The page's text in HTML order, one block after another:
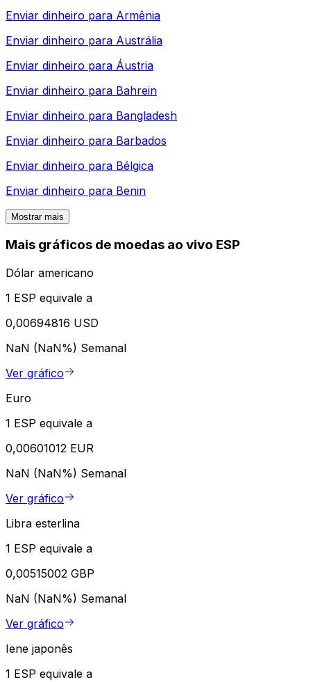
Enviar dinheiro para Armênia
Enviar dinheiro para Austrália
Enviar dinheiro para Áustria
Enviar dinheiro para Bahrein
Enviar dinheiro para Bangladesh
Enviar dinheiro para Barbados
Enviar dinheiro para Bélgica
Enviar dinheiro para Benin
Mostrar mais
Mais gráficos de moedas ao vivo ESP
Dólar americano
1 ESP equivale a
0,00694816 USD
NaN (NaN%) Semanal
Ver gráfico
Euro
1 ESP equivale a
0,00601012 EUR
NaN (NaN%) Semanal
Ver gráfico
Libra esterlina
1 ESP equivale a
0,00515002 GBP
NaN (NaN%) Semanal
Ver gráfico
Iene japonês
1 ESP equivale a